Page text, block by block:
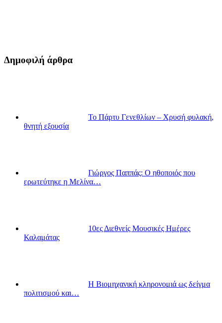
Δημοφιλή άρθρα
Το Πάρτυ Γενεθλίων – Χρυσή φυλακή,
θνητή εξουσία
Γιώργος Παππάς: Ο ηθοποιός που
ερωτεύτηκε η Μελίνα…
10ες Διεθνείς Μουσικές Ημέρες
Καλαμάτας
Η Βιομηχανική κληρονομιά ως δείγμα
πολιτισμού και…